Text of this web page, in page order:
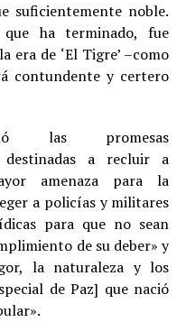
suficientemente noble.
ha terminado, fue
era de ‘El Tigre’ –como
contundente y certero
promesas
destinadas a recluir a
amenaza para la
a policías y militares
para que no sean
de su deber» y
la naturaleza y los
de Paz] que nació